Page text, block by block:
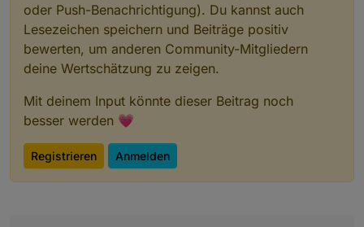
oder Push-Benachrichtigung). Du kannst auch
Lesezeichen speichern und Beiträge positiv
bewerten, um anderen Community-Mitgliedern
deine Wertschätzung zu zeigen.
Mit deinem Input könnte dieser Beitrag noch
besser werden 💗
Registrieren Anmelden